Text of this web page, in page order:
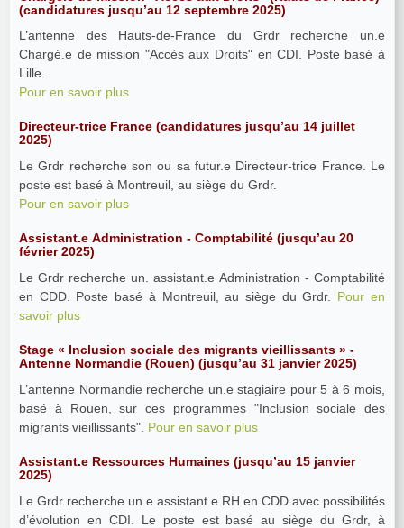
(candidatures jusqu’au 12 septembre 2025)
L’antenne des Hauts-de-France du Grdr recherche un.e
Chargé.e de mission "Accès aux Droits" en CDI. Poste basé à
Lille.
Pour en savoir plus
Directeur-trice France (candidatures jusqu’au 14 juillet
2025)
Le Grdr recherche son ou sa futur.e Directeur-trice France. Le
poste est basé à Montreuil, au siège du Grdr.
Pour en savoir plus
Assistant.e Administration - Comptabilité (jusqu’au 20
février 2025)
Le Grdr recherche un. assistant.e Administration - Comptabilité
en CDD. Poste basé à Montreuil, au siège du Grdr. Pour en
savoir plus
Stage « Inclusion sociale des migrants vieillissants » -
Antenne Normandie (Rouen) (jusqu’au 31 janvier 2025)
L’antenne Normandie recherche un.e stagiaire pour 5 à 6 mois,
basé à Rouen, sur ces programmes "Inclusion sociale des
migrants vieillissants". Pour en savoir plus
Assistant.e Ressources Humaines (jusqu’au 15 janvier
2025)
Le Grdr recherche un.e assistant.e RH en CDD avec possibilités
d’évolution en CDI. Le poste est basé au siège du Grdr, à